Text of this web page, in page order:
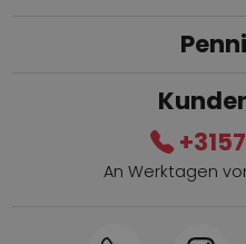
An Werktagen